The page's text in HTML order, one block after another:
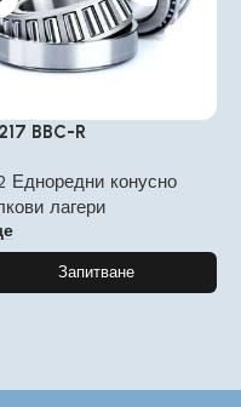
BBC-R
Едноредни конусно
лагери
Запитване